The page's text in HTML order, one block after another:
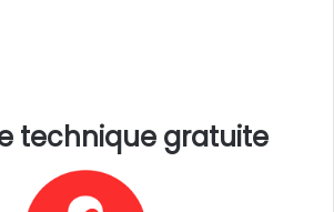
technique gratuite